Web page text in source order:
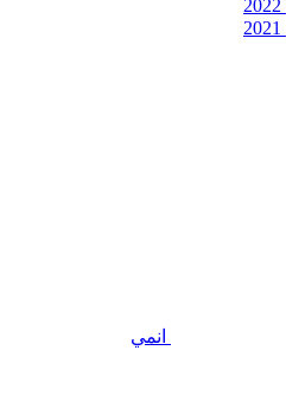
انمي